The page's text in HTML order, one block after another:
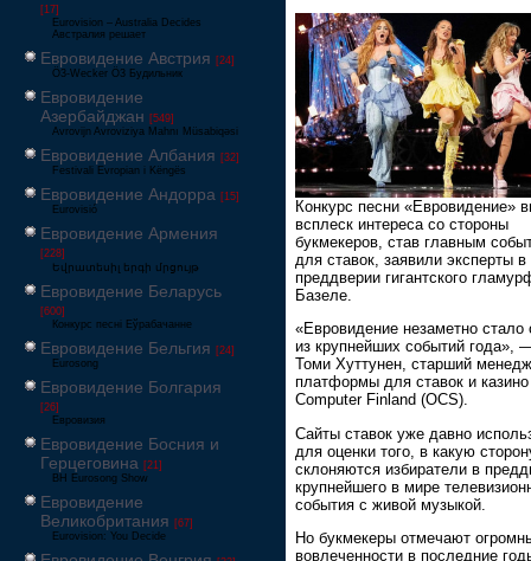
[17]
Eurovision – Australia Decides
Австралия решает
Евровидение Австрия [24]
Ö3-Wecker Ö3 Будильник
Евровидение
Азербайджан [549]
Avrovijn Avroviziya Mahnı Müsabiqəsi
Евровидение Албания [32]
Festivali Evropian i Këngës
Евровидение Андорра [15]
Eurovisió
Евровидение Армения
[228]
Եվրատեսիլ երգի մրցույթ
Евровидение Беларусь
[600]
Конкурс песні Еўрабачанне
Евровидение Бельгия [24]
Eurosong
Евровидение Болгария
[26]
Евровизия
Евровидение Босния и
Герцеговина [21]
BH Eurosong Show
Евровидение
Великобритания [67]
Eurovision: You Decide
Конкурс песни «Евровидение»
всплеск интереса со стороны
букмекеров, став главным
для ставок, заявили эксперты в
преддверии гигантского
Базеле.
«Евровидение незаметно стало
из крупнейших событий года»,
Томи Хуттунен, старший
платформы для ставок и
Computer Finland (OCS).
Сайты ставок уже давно
для оценки того, в какую
склоняются избиратели в
крупнейшего в мире
события с живой музыкой.
Но букмекеры отмечают
вовлеченности в последние